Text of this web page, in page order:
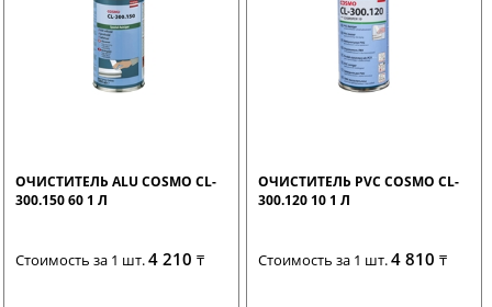
ОЧИСТИТЕЛЬ ALU COSMO CL-
300.150 60 1 Л
Стоимость за 1 шт.4 210 ₸
ОЧИСТИТЕЛЬ PVC COSMO CL-
300.120 10 1 Л
Стоимость за 1 шт.4 810₸